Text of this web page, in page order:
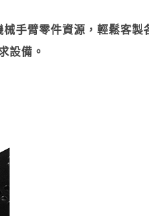
手臂零件資源，輕鬆客製
設備。